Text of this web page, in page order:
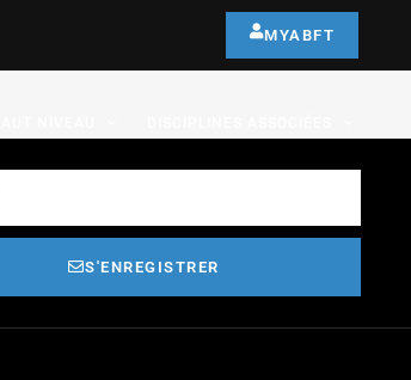
MYABFT
S'ENREGISTRER